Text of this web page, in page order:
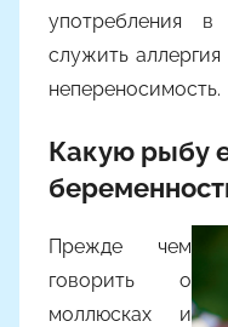
употребления
служить
непереносимость.
Какую рыбу
Прежде чем
говорить о
моллюсках и